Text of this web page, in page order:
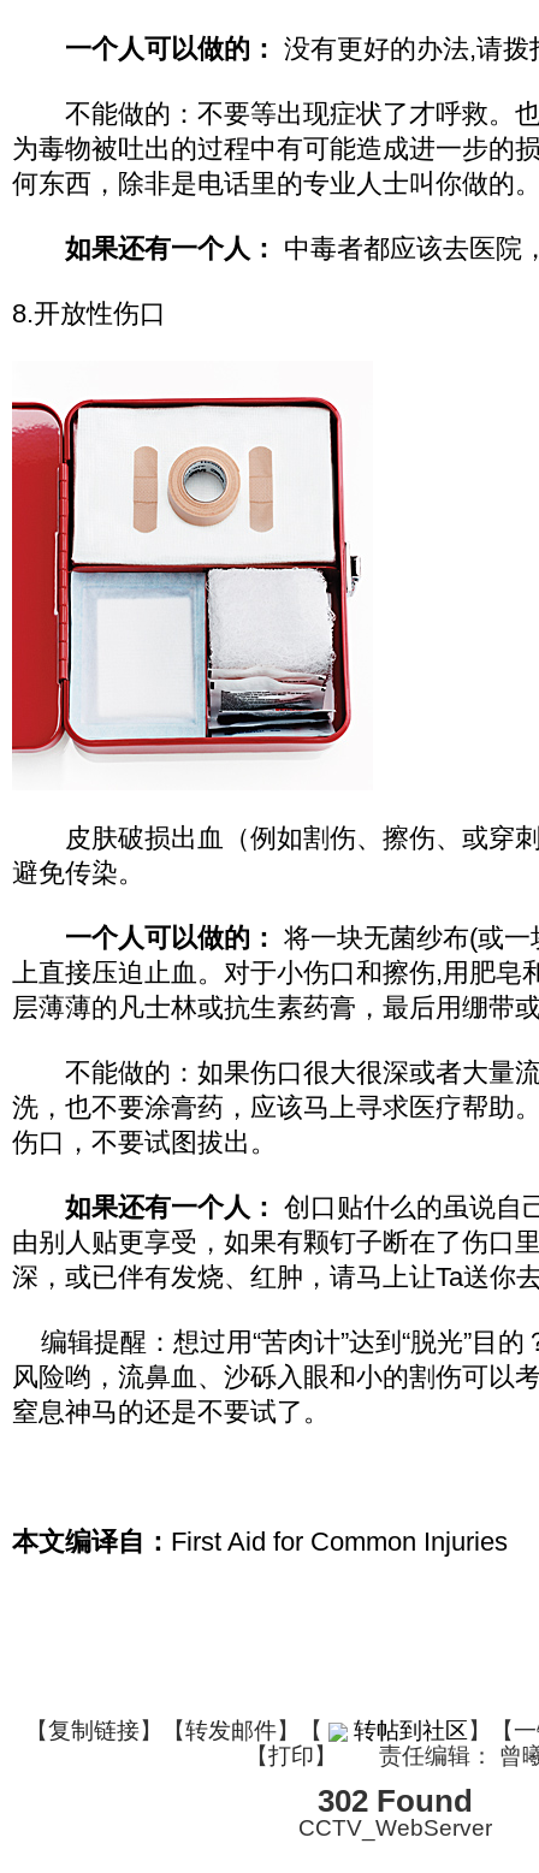
一个人可以做的： 没有更好的办法,请拨
不能做的：不要等出现症状了才呼救。
为毒物被吐出的过程中有可能造成进一步的
何东西，除非是电话里的专业人士叫你做的
如果还有一个人： 中毒者都应该去医院
8.开放性伤口
皮肤破损出血（例如割伤、擦伤、或穿
避免传染。
一个人可以做的： 将一块无菌纱布(或
上直接压迫止血。对于小伤口和擦伤,用肥皂
层薄薄的凡士林或抗生素药膏，最后用绷带
不能做的：如果伤口很大很深或者大量
洗，也不要涂膏药，应该马上寻求医疗帮助
伤口，不要试图拔出。
如果还有一个人： 创口贴什么的虽说自
由别人贴更享受，如果有颗钉子断在了伤口
深，或已伴有发烧、红肿，请马上让Ta送你
编辑提醒：想过用“苦肉计”达到“脱光”目的
风险哟，流鼻血、沙砾入眼和小的割伤可以
窒息神马的还是不要试了。
本文编译自： First Aid for Common Injuries
【复制链接】【转发邮件】 【 转帖到社区】【
【打印】 责任编辑： 曾
302 Found
CCTV_WebServer